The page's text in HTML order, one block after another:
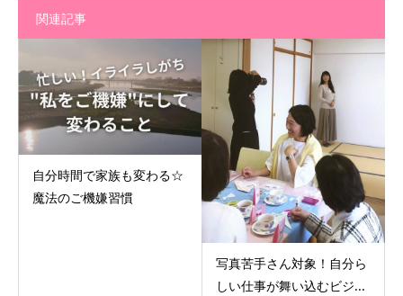
関連記事
自分時間で家族も変わる☆
魔法のご機嫌習慣
写真苦手さん対象！自分ら
しい仕事が舞い込むビジ...